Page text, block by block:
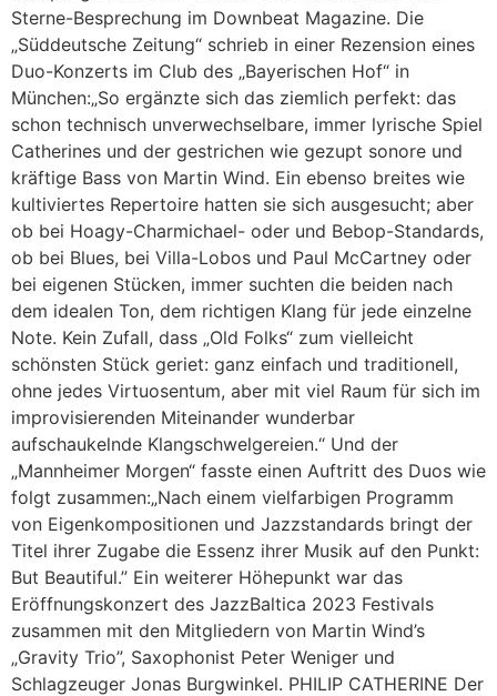
Sterne-Besprechung im Downbeat Magazine. Die
„Süddeutsche Zeitung“ schrieb in einer Rezension eines
Duo-Konzerts im Club des „Bayerischen Hof“ in
München:„So ergänzte sich das ziemlich perfekt: das
schon technisch unverwechselbare, immer lyrische Spiel
Catherines und der gestrichen wie gezupt sonore und
kräftige Bass von Martin Wind. Ein ebenso breites wie
kultiviertes Repertoire hatten sie sich ausgesucht; aber
ob bei Hoagy-Charmichael- oder und Bebop-Standards,
ob bei Blues, bei Villa-Lobos und Paul McCartney oder
bei eigenen Stücken, immer suchten die beiden nach
dem idealen Ton, dem richtigen Klang für jede einzelne
Note. Kein Zufall, dass „Old Folks“ zum vielleicht
schönsten Stück geriet: ganz einfach und traditionell,
ohne jedes Virtuosentum, aber mit viel Raum für sich im
improvisierenden Miteinander wunderbar
aufschaukelnde Klangschwelgereien.“ Und der
„Mannheimer Morgen“ fasste einen Auftritt des Duos wie
folgt zusammen:„Nach einem vielfarbigen Programm
von Eigenkompositionen und Jazzstandards bringt der
Titel ihrer Zugabe die Essenz ihrer Musik auf den Punkt:
But Beautiful.” Ein weiterer Höhepunkt war das
Eröffnungskonzert des JazzBaltica 2023 Festivals
zusammen mit den Mitgliedern von Martin Wind’s
„Gravity Trio”, Saxophonist Peter Weniger und
Schlagzeuger Jonas Burgwinkel. PHILIP CATHERINE Der